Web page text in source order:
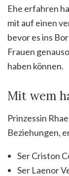
Ehe erfahren
mit auf einen
bevor es ins
Frauen
haben können.
Mit wem
Prinzessin
Beziehungen,
Ser Criston
Ser Laenor